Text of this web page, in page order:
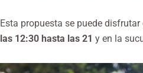
Esta propuesta se puede
las 12:30 hasta las 21 y en la